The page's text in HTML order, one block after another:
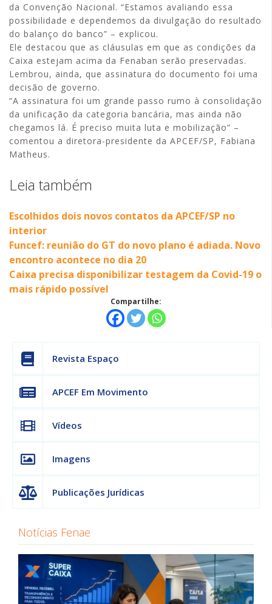
da Convenção Nacional. “Estamos avaliando essa
possibilidade e dependemos da divulgação do resultado
do balanço do banco” – explicou.
Ele destacou que as cláusulas em que as condições da
Caixa estejam acima da Fenaban serão preservadas.
Lembrou, ainda, que assinatura do documento foi uma
decisão de governo.
“A assinatura foi um grande passo rumo à consolidação
da unificação da categoria bancária, mas ainda não
chegamos lá. É preciso muita luta e mobilização” –
comentou a diretora-presidente da APCEF/SP, Fabiana
Matheus.
Leia também
Escolhidos dois novos contatos da APCEF/SP no
interior
Funcef: reunião do GT do novo plano é adiada. Novo
encontro acontece no dia 20
Caixa precisa disponibilizar testagem da Covid-19 o
mais rápido possível
Compartilhe:
Revista Espaço
APCEF Em Movimento
Vídeos
Imagens
Publicações Jurídicas
Notícias Fenae